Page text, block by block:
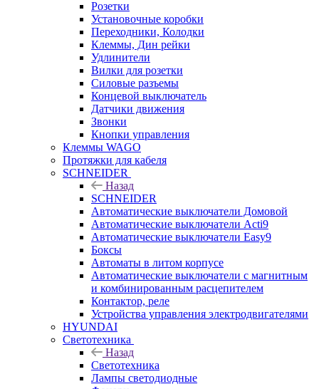
Розетки
Установочные коробки
Переходники, Колодки
Клеммы, Дин рейки
Удлинители
Вилки для розетки
Силовые разъемы
Концевой выключатель
Датчики движения
Звонки
Кнопки управления
Клеммы WAGO
Протяжки для кабеля
SCHNEIDER
Назад
SCHNEIDER
Автоматические выключатели Домовой
Автоматические выключатели Acti9
Автоматические выключатели Easy9
Боксы
Автоматы в литом корпусе
Автоматические выключатели с магнитным
и комбинированным расцепителем
Контактор, реле
Устройства управления электродвигателями
HYUNDAI
Светотехника
Назад
Светотехника
Лампы светодиодные